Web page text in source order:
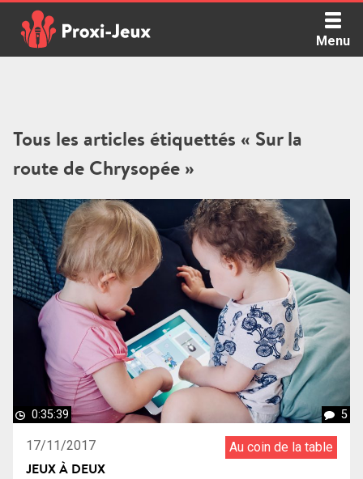
content
Menu
Tous les articles étiquettés « Sur la
route de Chrysopée »
0:35:39 5
17/11/2017 Au coin de la table
JEUX À DEUX